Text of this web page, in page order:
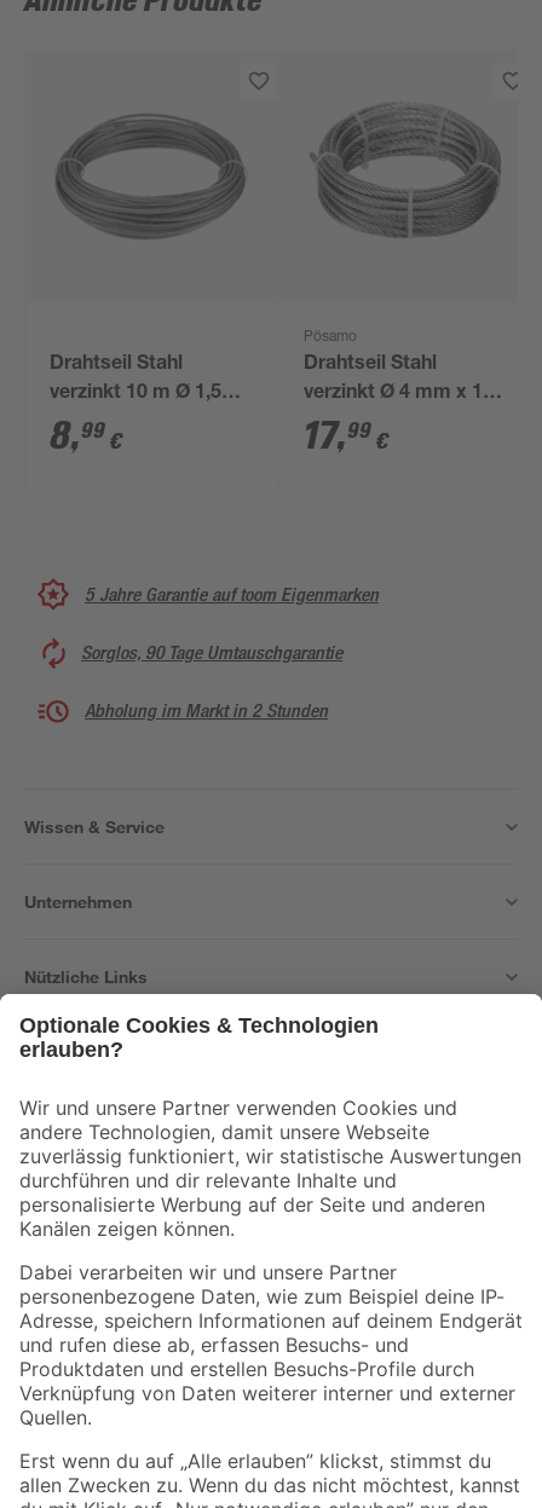
Drahtseil Stahl
verzinkt 10 m Ø 1,5
mm
8,99 €
Pösamo
Drahtseil Stahl
verzinkt Ø 4 mm x 10
m
17,99 €
5 Jahre Garantie auf toom Eigenmarken
Sorglos, 90 Tage Umtauschgarantie
Abholung im Markt in 2 Stunden
Wissen & Service
Unternehmen
Nützliche Links
Der toom Newsletter: Keine Angebote und Aktionen mehr verpassen!
Zur Newsletter Anmeldung
Folge uns
Zahlungsarten Versandarten
Sicher einkaufen